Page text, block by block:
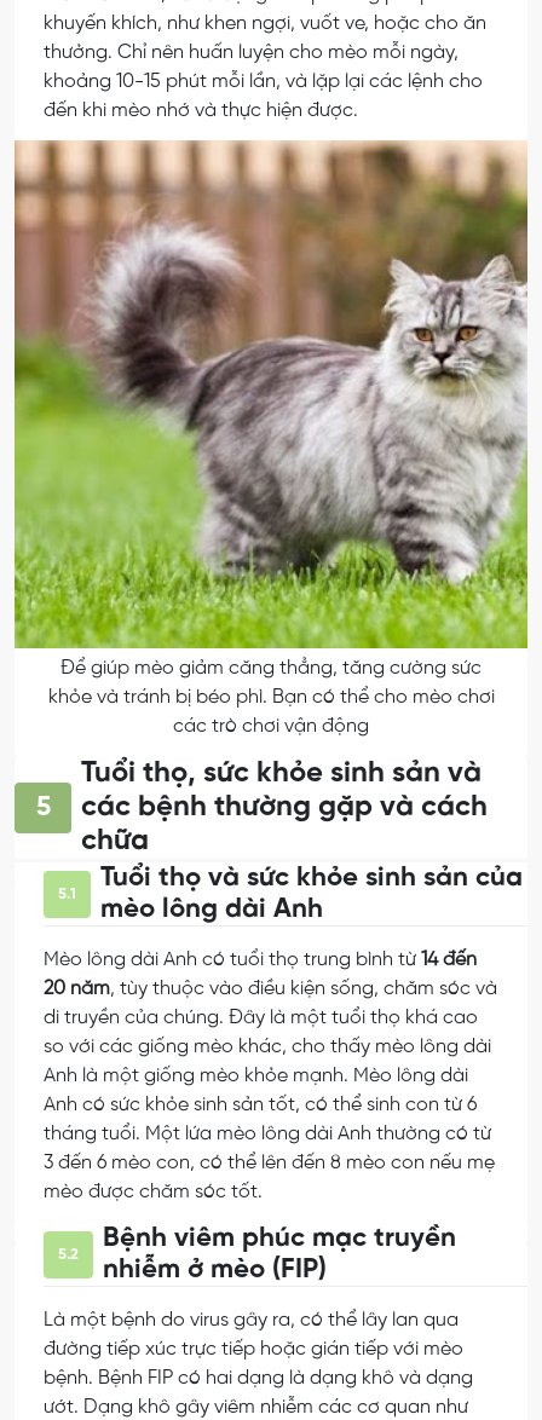
khuyến khích, như khen ngợi, vuốt ve, hoặc cho ăn
thưởng. Chỉ nên huấn luyện cho mèo mỗi ngày,
khoảng 10-15 phút mỗi lần, và lặp lại các lệnh cho
đến khi mèo nhớ và thực hiện được.
Để giúp mèo giảm căng thẳng, tăng cường sức
khỏe và tránh bị béo phì. Bạn có thể cho mèo chơi
các trò chơi vận động
5
Tuổi thọ, sức khỏe sinh sản và
các bệnh thường gặp và cách
chữa
5.1
Tuổi thọ và sức khỏe sinh sản của
mèo lông dài Anh
Mèo lông dài Anh có tuổi thọ trung bình từ 14 đến
20 năm, tùy thuộc vào điều kiện sống, chăm sóc và
di truyền của chúng. Đây là một tuổi thọ khá cao
so với các giống mèo khác, cho thấy mèo lông dài
Anh là một giống mèo khỏe mạnh. Mèo lông dài
Anh có sức khỏe sinh sản tốt, có thể sinh con từ 6
tháng tuổi. Một lứa mèo lông dài Anh thường có từ
3 đến 6 mèo con, có thể lên đến 8 mèo con nếu mẹ
mèo được chăm sóc tốt.
5.2
Bệnh viêm phúc mạc truyền
nhiễm ở mèo (FIP)
Là một bệnh do virus gây ra, có thể lây lan qua
đường tiếp xúc trực tiếp hoặc gián tiếp với mèo
bệnh. Bệnh FIP có hai dạng là dạng khô và dạng
ướt. Dạng khô gây viêm nhiễm các cơ quan như